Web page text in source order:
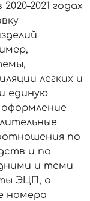
годах
легких и
единую
по
и по
и теми
ЭЦП, а
номера